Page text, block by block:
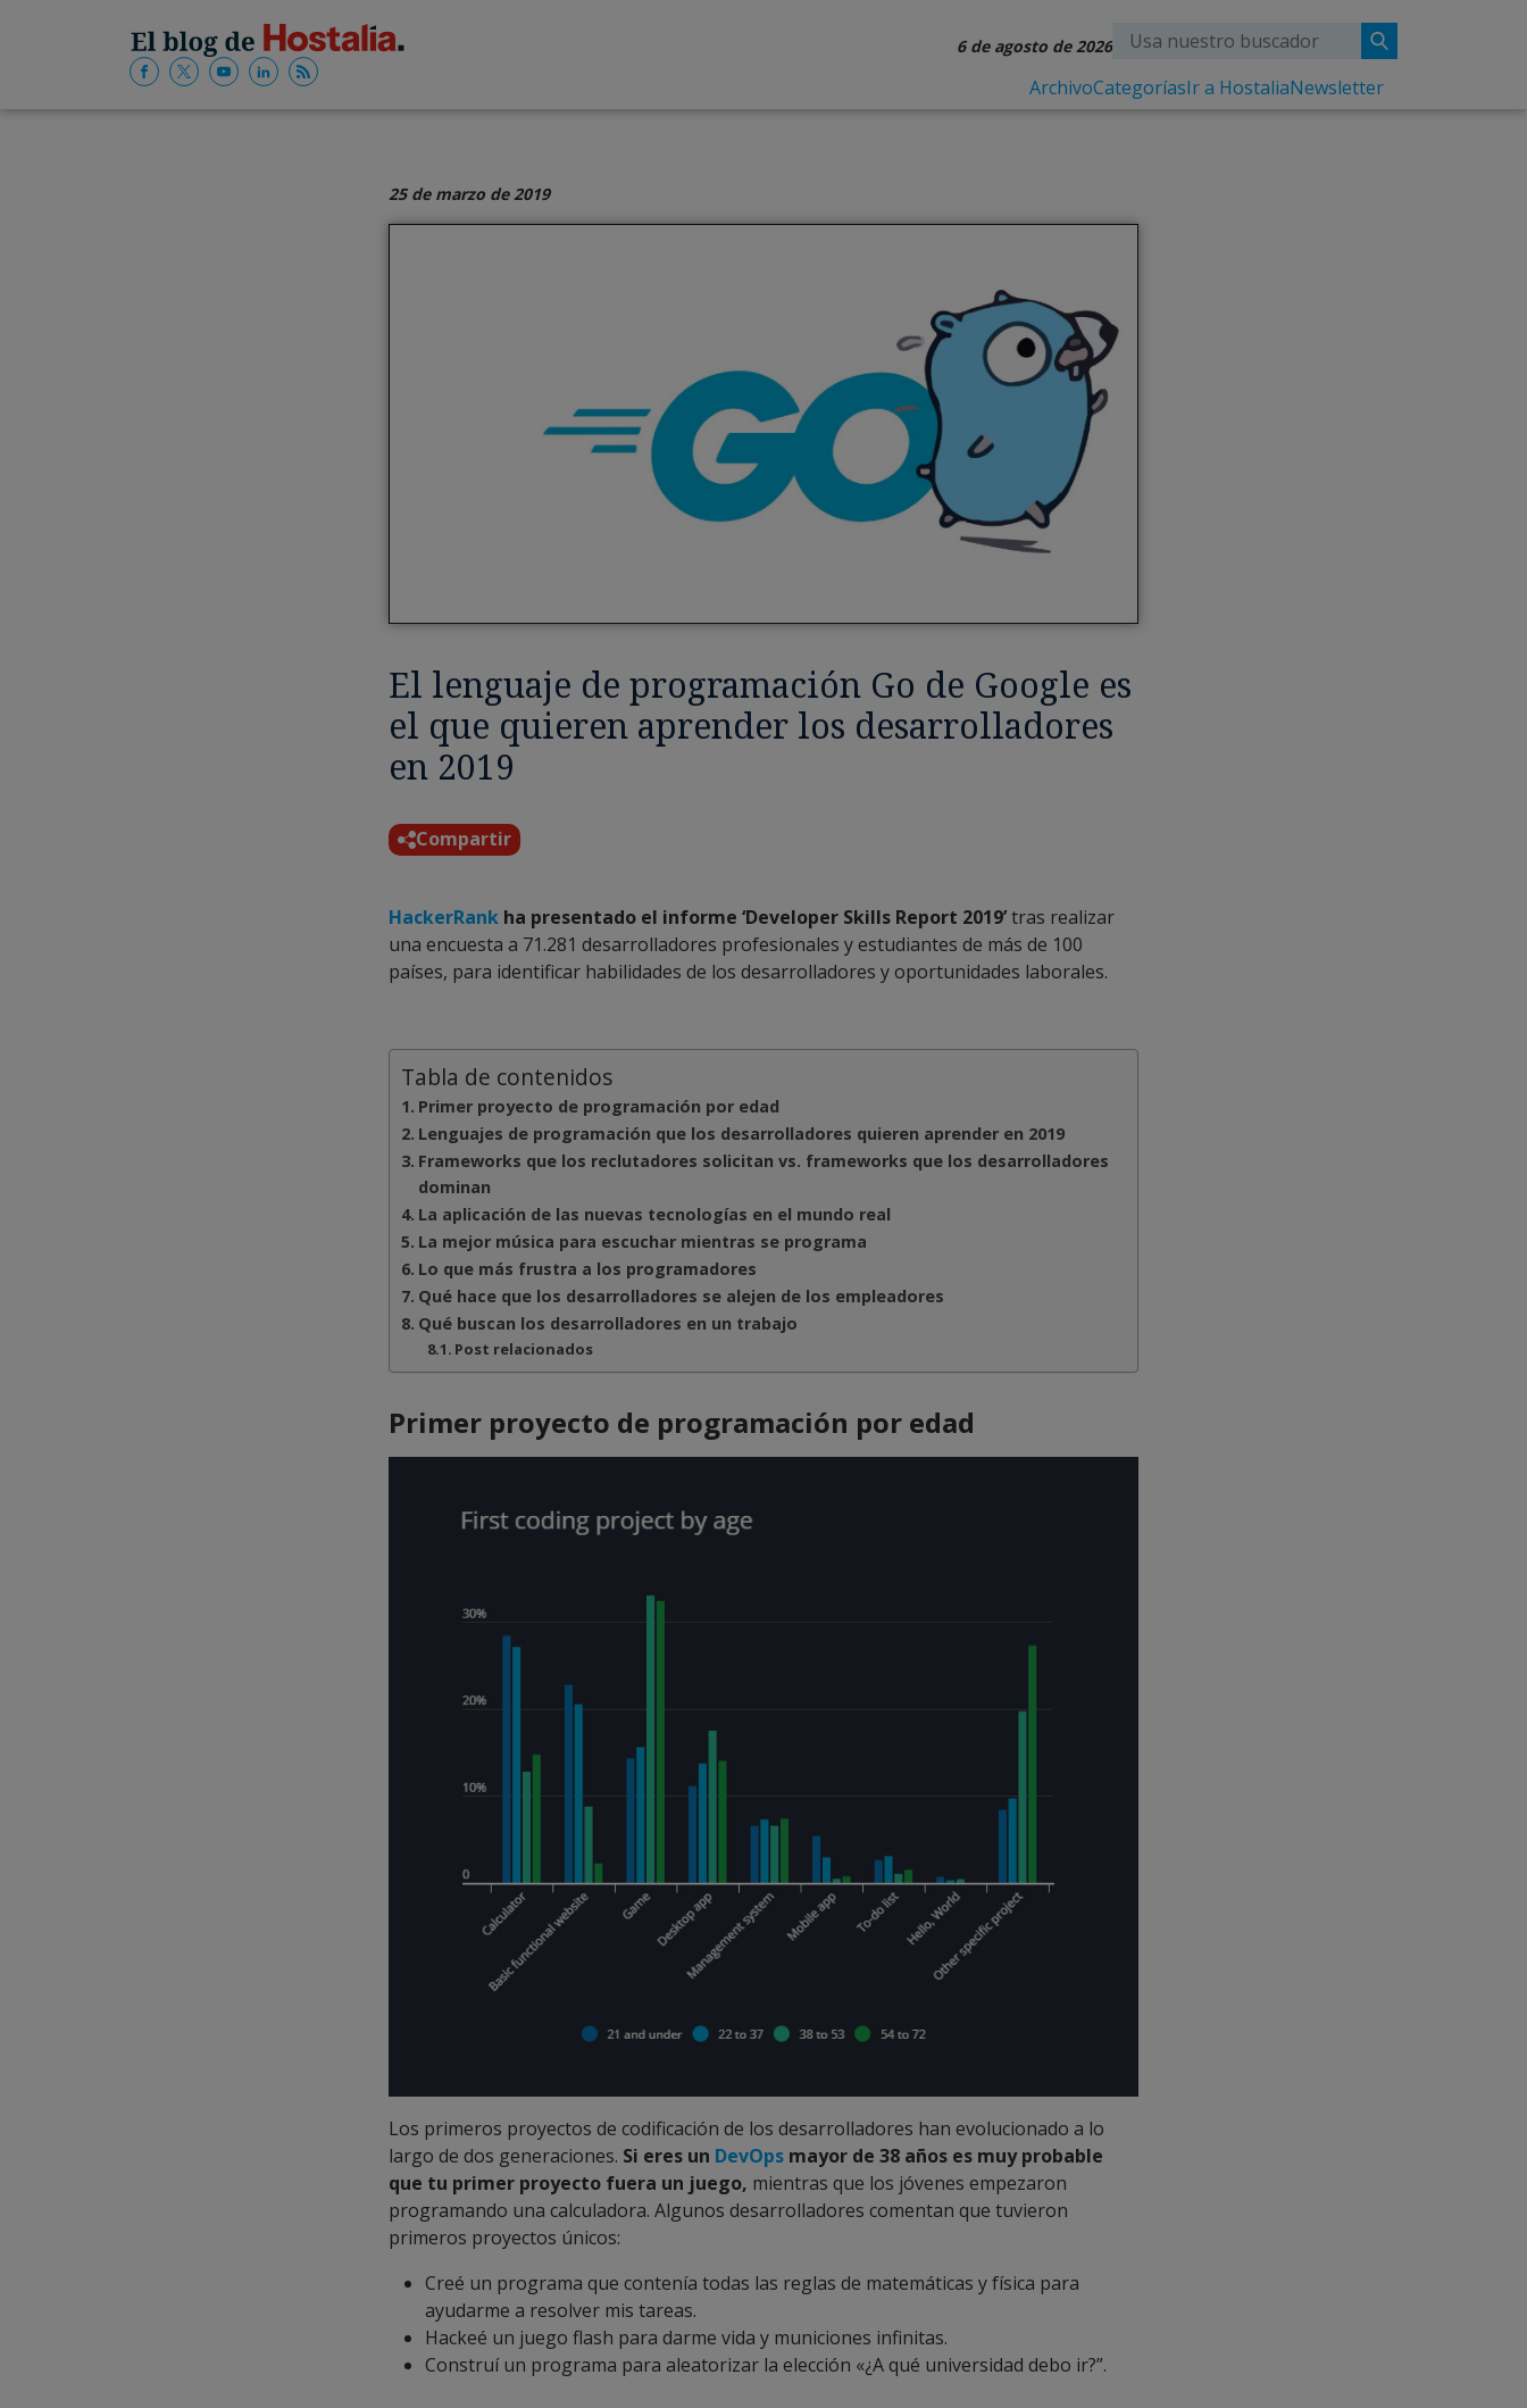
6 de agosto de 2026
ArchivoCategoríasIr a HostaliaNewsletter
25 de marzo de 2019
El lenguaje de programación Go de Google es
el que quieren aprender los desarrolladores
en 2019
Compartir
HackerRank ha presentado el informe ‘Developer Skills Report 2019’tras realizar
una encuesta a 71.281 desarrolladores profesionales y estudiantes de más de 100
países, para identificar habilidades de los desarrolladores y oportunidades laborales.
Tabla de contenidos
Primer proyecto de programación por edad
Lenguajes de programación que los desarrolladores quieren aprender en 2019
Frameworks que los reclutadores solicitan vs. frameworks que los desarrolladores
dominan
La aplicación de las nuevas tecnologías en el mundo real
La mejor música para escuchar mientras se programa
Lo que más frustra a los programadores
Qué hace que los desarrolladores se alejen de los empleadores
Qué buscan los desarrolladores en un trabajo
Post relacionados
Primer proyecto de programación por edad
Los primeros proyectos de codificación de los desarrolladores han evolucionado a lo
largo de dos generaciones. Si eres un DevOps mayor de 38 años es muy probable
que tu primer proyecto fuera un juego, mientras que los jóvenes empezaron
programando una calculadora. Algunos desarrolladores comentan que tuvieron
primeros proyectos únicos:
Creé un programa que contenía todas las reglas de matemáticas y física para
ayudarme a resolver mis tareas.
Hackeé un juego flash para darme vida y municiones infinitas.
Construí un programa para aleatorizar la elección «¿A qué universidad debo ir?”.